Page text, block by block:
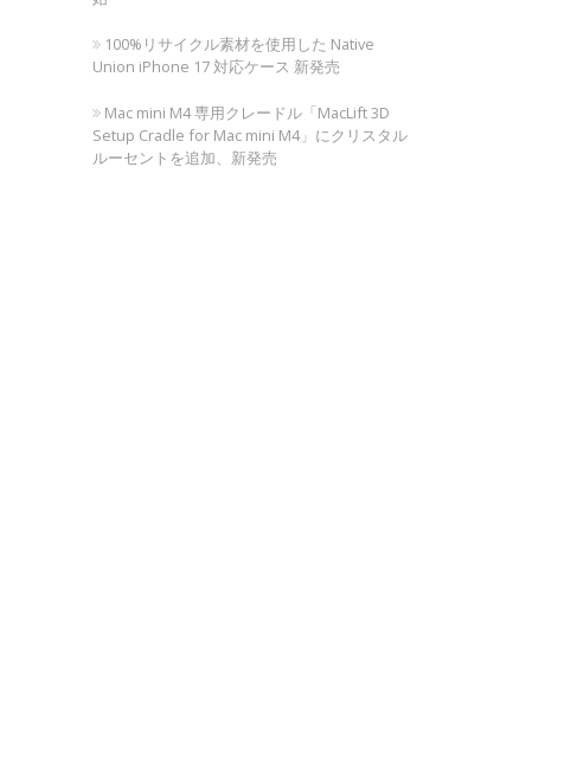
100%リサイクル素材を使用した Native
Union iPhone 17 対応ケース 新発売
Mac mini M4 専用クレードル「MacLift 3D
Setup Cradle for Mac mini M4」にクリスタル
ルーセントを追加、新発売